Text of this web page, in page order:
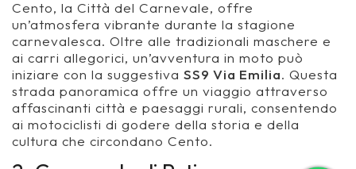
Cento, la Città del Carnevale, offre
un’atmosfera vibrante durante la stagione
carnevalesca. Oltre alle tradizionali maschere e
ai carri allegorici, un’avventura in moto può
iniziare con la suggestiva SS9 Via Emilia. Questa
strada panoramica offre un viaggio attraverso
affascinanti città e paesaggi rurali, consentendo
ai motociclisti di godere della storia e della
cultura che circondano Cento.